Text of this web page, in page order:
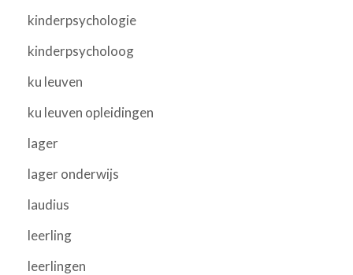
kinderpsychologie
kinderpsycholoog
ku leuven
ku leuven opleidingen
lager
lager onderwijs
laudius
leerling
leerlingen